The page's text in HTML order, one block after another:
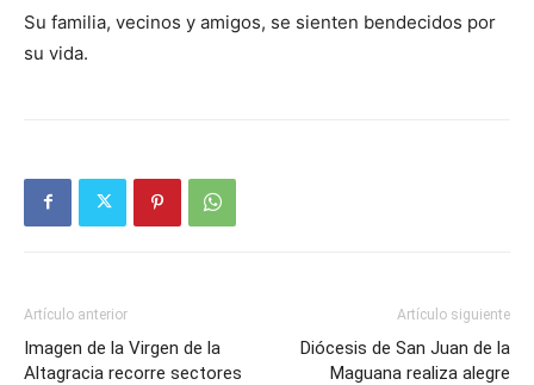
Su familia, vecinos y amigos, se sienten bendecidos por
su vida.
Artículo anterior
Imagen de la Virgen de la
Altagracia recorre sectores
Artículo siguiente
Diócesis de San Juan de la
Maguana realiza alegre